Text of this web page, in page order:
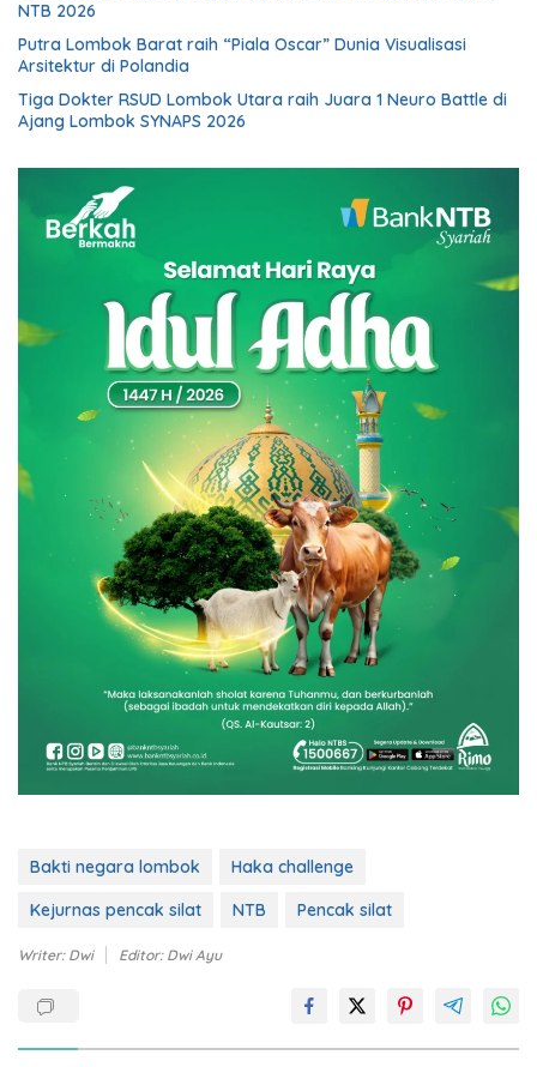
NTB 2026
Putra Lombok Barat raih “Piala Oscar” Dunia Visualisasi
Arsitektur di Polandia
Tiga Dokter RSUD Lombok Utara raih Juara 1 Neuro Battle di
Ajang Lombok SYNAPS 2026
Bakti negara lombok
Haka challenge
Kejurnas pencak silat
NTB Pencak silat
Writer: Dwi Editor: Dwi Ayu